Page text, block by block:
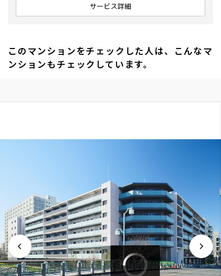
サービス詳細
このマンションをチェックした人は、こんなマ
ンションもチェックしています。